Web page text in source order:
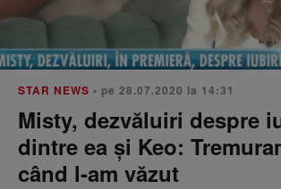
STAR NEWS • pe 28.07.2020 la 14:31
Misty, dezvăluiri despre
dintre ea și Keo:
când l-am văzut